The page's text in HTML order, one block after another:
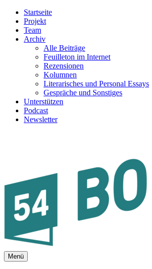
Startseite
Projekt
Team
Archiv
Alle Beiträge
Feuilleton im Internet
Rezensionen
Kolumnen
Literarisches und Personal Essays
Gespräche und Sonstiges
Unterstützen
Podcast
Newsletter
FEUILLETON IM INTERNET
Menü